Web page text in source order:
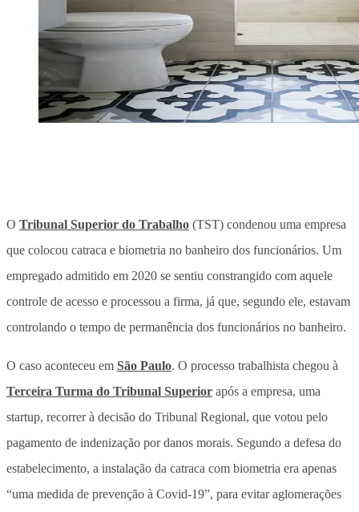
O Tribunal Superior do Trabalho (TST) condenou uma empresa
que colocou catraca e biometria no banheiro dos funcionários. Um
empregado admitido em 2020 se sentiu constrangido com aquele
controle de acesso e processou a firma, já que, segundo ele, estavam
controlando o tempo de permanência dos funcionários no banheiro.
O caso aconteceu em São Paulo. O processo trabalhista chegou à
Terceira Turma do Tribunal Superior após a empresa, uma
startup, recorrer à decisão do Tribunal Regional, que votou pelo
pagamento de indenização por danos morais. Segundo a defesa do
estabelecimento, a instalação da catraca com biometria era apenas
“uma medida de prevenção à Covid-19”, para evitar aglomerações